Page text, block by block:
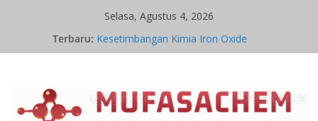
Selasa, Agustus 4, 2026
Terbaru: Kesetimbangan Kimia Iron Oxide
Jual Potassium Carbonate
Kinetika Kimia Iron Oxide